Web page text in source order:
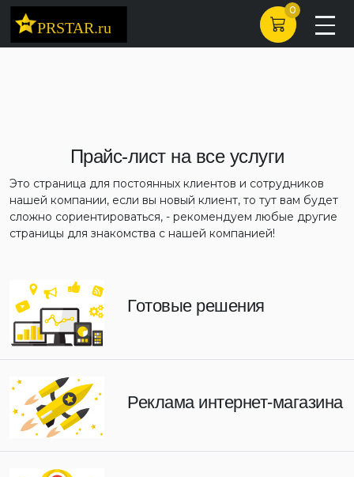
0
Прайс-лист на все услуги
Это страница для постоянных клиентов и сотрудников
нашей компании, если вы новый клиент, то тут вам будет
сложно сориентироваться, - рекомендуем любые другие
страницы для знакомства с нашей компанией!
Готовые решения
Реклама интернет-магазина